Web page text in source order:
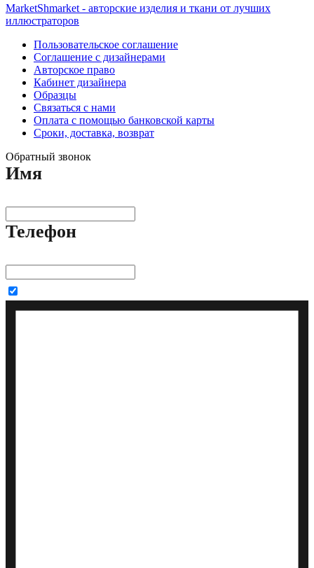
MarketShmarket - авторские изделия и ткани от лучших
иллюстраторов
Пользовательское соглашение
Соглашение с дизайнерами
Авторское право
Кабинет дизайнера
Образцы
Связаться с нами
Оплата с помощью банковской карты
Сроки, доставка, возврат
Обратный звонок
Имя
Телефон